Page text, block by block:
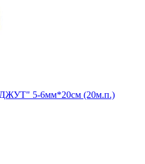
5-6мм*20см (20м.п.)